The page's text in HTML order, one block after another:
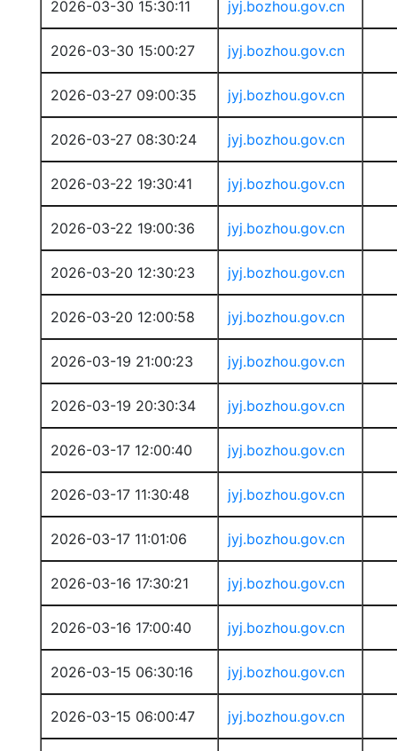
2026-03-30 15:30:11 jyj.bozhou.gov.cn
2026-03-30 15:00:27 jyj.bozhou.gov.cn
2026-03-27 09:00:35 jyj.bozhou.gov.cn
2026-03-27 08:30:24 jyj.bozhou.gov.cn
2026-03-22 19:30:41 jyj.bozhou.gov.cn
2026-03-22 19:00:36 jyj.bozhou.gov.cn
2026-03-20 12:30:23 jyj.bozhou.gov.cn
2026-03-20 12:00:58 jyj.bozhou.gov.cn
2026-03-19 21:00:23 jyj.bozhou.gov.cn
2026-03-19 20:30:34 jyj.bozhou.gov.cn
2026-03-17 12:00:40 jyj.bozhou.gov.cn
2026-03-17 11:30:48 jyj.bozhou.gov.cn
2026-03-17 11:01:06 jyj.bozhou.gov.cn
2026-03-16 17:30:21 jyj.bozhou.gov.cn
2026-03-16 17:00:40 jyj.bozhou.gov.cn
2026-03-15 06:30:16 jyj.bozhou.gov.cn
2026-03-15 06:00:47 jyj.bozhou.gov.cn